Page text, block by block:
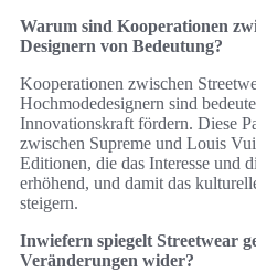
Warum sind Kooperationen
Designern von Bedeutung?
Kooperationen zwischen
Hochmodedesignern sind
Innovationskraft fördern. Diese
zwischen Supreme und Louis
Editionen, die das Interesse und
erhöhend, und damit das
steigern.
Inwiefern spiegelt Streetwear
Veränderungen wider?